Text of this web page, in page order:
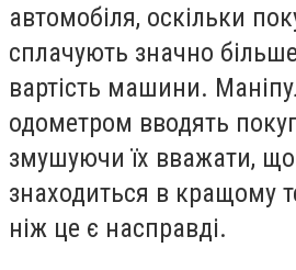
автомобіля, оскільки
сплачують значно
вартість машини.
одометром вводять
змушуючи їх вважати,
знаходиться в кращому
ніж це є насправді.